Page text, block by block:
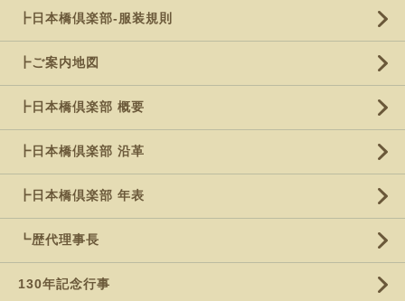
┣日本橋倶楽部-服装規則
┣ご案内地図
┣日本橋倶楽部 概要
┣日本橋倶楽部 沿革
┣日本橋倶楽部 年表
┗歴代理事長
130年記念行事